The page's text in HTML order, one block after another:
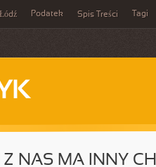
Łódź Podatek Spis Treści Tagi
Z NAS MA INNY